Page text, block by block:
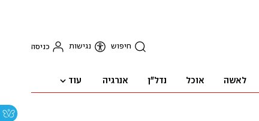
חיפוש נגישות כניסה
לאשה אוכל נדל"ן אנרגיה עוד